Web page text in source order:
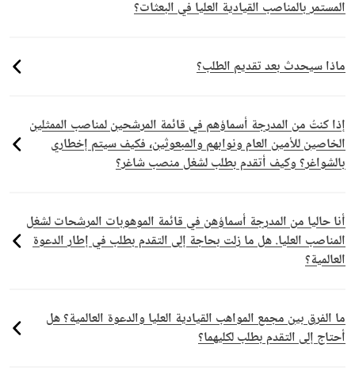
المستمر بالمناصب القيادية العليا في البعثات؟
ماذا سيحدث بعد تقديم الطلب؟
إذا كنتُ من المدرجة أسماؤهم في قائمة المرشحين لمناصب الممثلين
الخاصين للأمين العام ونوابهم والمبعوثين، فكيف سيتم إخطاري
بالشواغر؟ وكيف أتقدم بطلب لشغل منصب شاغر؟
أنا حاليا من المدرجة أسماؤهن في قائمة الموهوبات المرشحات لشغل
المناصب العليا. هل ما زلت بحاجة إلى التقدم بطلب في إطار الدعوة
العالمية؟
ما الفرق بين مجمع المواهب القيادية العليا والدعوة العالمية؟ هل
أحتاج إلى التقدم بطلب لكليهما؟